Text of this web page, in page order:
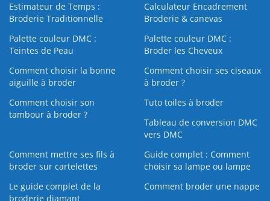
Estimateur de Temps :
Broderie Traditionnelle
Calculateur Encadrement
Broderie & canevas
Palette couleur DMC :
Teintes de Peau
Palette couleur DMC :
Broder les Cheveux
Comment choisir la bonne
aiguille à broder
Comment choisir ses ciseaux
à broder ?
Comment choisir son
tambour à broder ?
Tuto toiles à broder
Tableau de conversion DMC
vers DMC
Comment mettre ses fils à
broder sur cartelettes
Guide complet : Comment
choisir sa lampe ou lampe
Le guide complet de la
broderie diamant
Comment broder une nappe